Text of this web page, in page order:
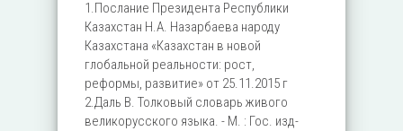
1.Послание Президента Республики
Казахстан Н.А. Назарбаева народу
Казахстана «Казахстан в новой
глобальной реальности: рост,
реформы, развитие» от 25.11.2015 г
2.Даль В. Толковый словарь живого
великорусского языка. - М. : Гос. изд-